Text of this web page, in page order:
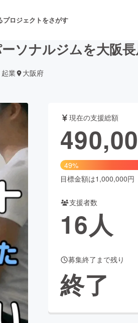
プロジェクトをさがす
舞台・パフォーマンス
フード・飲食店
ビューティー・ヘルスケア
Creation
コミュニティ
ソナルジムを大阪
業 大阪府
現在の支援総額
49%
目標金額は1,000,000円
支援者数
16人
募集終了まで残り
終了